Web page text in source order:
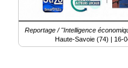
Reportage / "Intelligence
Haute-Savoie (74) | 16-